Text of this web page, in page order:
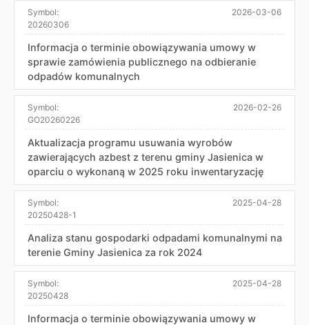
Symbol:
20260306
2026-03-06
Informacja o terminie obowiązywania umowy w
sprawie zamówienia publicznego na odbieranie
odpadów komunalnych
Symbol:
GO20260226
2026-02-26
Aktualizacja programu usuwania wyrobów
zawierających azbest z terenu gminy Jasienica w
oparciu o wykonaną w 2025 roku inwentaryzację
Symbol:
20250428-1
2025-04-28
Analiza stanu gospodarki odpadami komunalnymi na
terenie Gminy Jasienica za rok 2024
Symbol:
20250428
2025-04-28
Informacja o terminie obowiązywania umowy w